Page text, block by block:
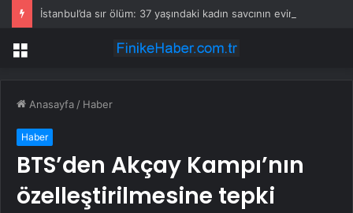
Menü
Anasayfa / Haber
Haber
BTS’den Akçay Kampı’nın
özelleştirilmesine tepki